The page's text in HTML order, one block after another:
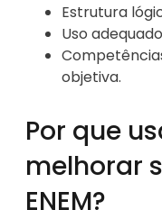
Estrutura
Uso
objetiva.
Por que
melhorar
ENEM?